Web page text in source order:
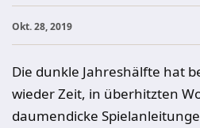
Okt. 28, 2019
Die dunkle Jahreshälfte hat
wieder Zeit, in überhitzten
daumendicke